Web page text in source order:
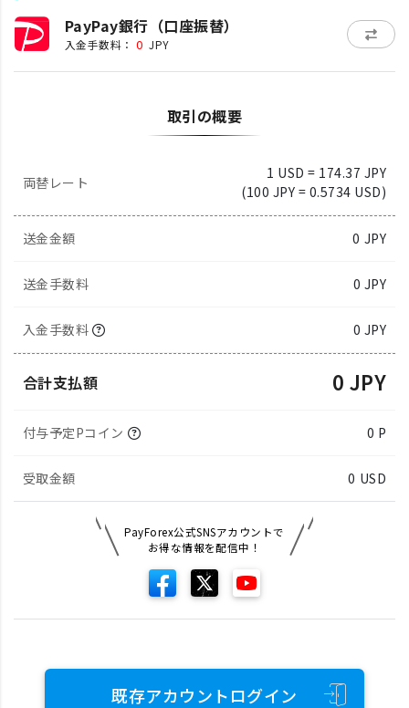
PayPay銀行（口座振替）
入金手数料： 0 JPY
取引の概要
両替レート
1 USD = 174.37 JPY
(100 JPY = 0.5734 USD)
送金金額 0 JPY
送金手数料 0 JPY
入金手数料 0 JPY
合計支払額 0 JPY
付与予定Pコイン 0 P
受取金額 0 USD
PayForex公式SNSアカウントで
お得な情報を配信中！
既存アカウントログイン